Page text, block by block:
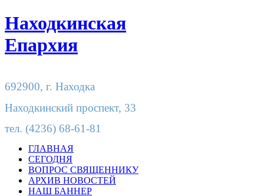
Находкинская
Епархия
692900, г. Находка
Находкинский проспект, 33
тел. (4236) 68-61-81
ГЛАВНАЯ
СЕГОДНЯ
ВОПРОС СВЯЩЕННИКУ
АРХИВ НОВОСТЕЙ
НАШ БАННЕР